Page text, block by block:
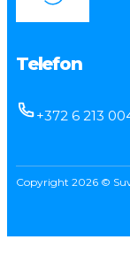
Telefon
+372 6 213
Copyright 2026 ©